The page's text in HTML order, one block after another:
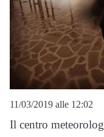
11/03/2019 alle 12:02
Il centro